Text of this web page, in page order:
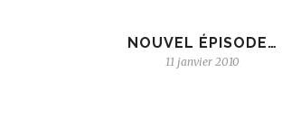
NOUVEL ÉPISODE…
11 janvier 2010